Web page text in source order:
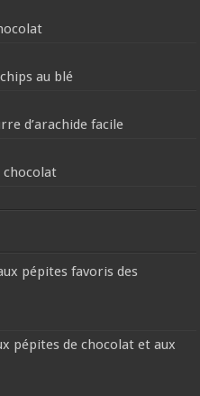
au blé
d’arachide facile
chocolat
pépites favoris des
pépites de chocolat et aux